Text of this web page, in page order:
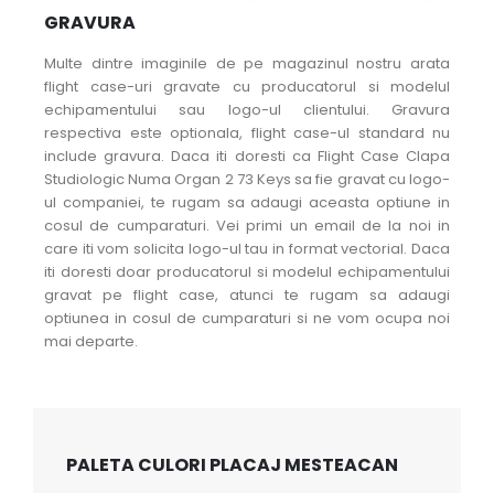
GRAVURA
Multe dintre imaginile de pe magazinul nostru arata
flight case-uri gravate cu producatorul si modelul
echipamentului sau logo-ul clientului. Gravura
respectiva este optionala, flight case-ul standard nu
include gravura. Daca iti doresti ca Flight Case Clapa
Studiologic Numa Organ 2 73 Keys sa fie gravat cu logo-
ul companiei, te rugam sa adaugi aceasta optiune in
cosul de cumparaturi. Vei primi un email de la noi in
care iti vom solicita logo-ul tau in format vectorial. Daca
iti doresti doar producatorul si modelul echipamentului
gravat pe flight case, atunci te rugam sa adaugi
optiunea in cosul de cumparaturi si ne vom ocupa noi
mai departe.
PALETA CULORI PLACAJ MESTEACAN